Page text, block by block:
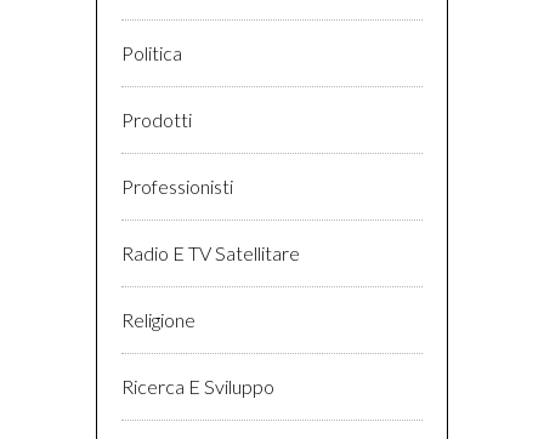
Politica
Prodotti
Professionisti
Radio E TV Satellitare
Religione
Ricerca E Sviluppo